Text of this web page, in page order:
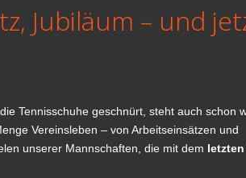
Jubiläum – und
Tennisschuhe geschnürt, steht auch schon
Vereinsleben – von Arbeitseinsätzen und
unserer Mannschaften, die mit dem